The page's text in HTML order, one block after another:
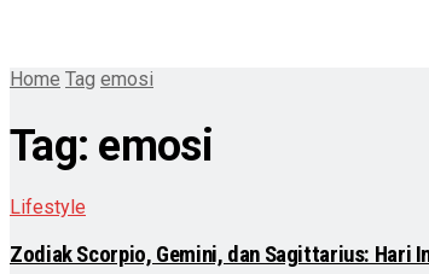
Home Tag emosi
Tag: emosi
Lifestyle
Zodiak Scorpio, Gemini, dan Sagittarius: Hari